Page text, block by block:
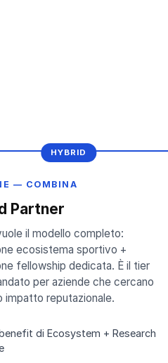
HYBRID
— COMBINA
Partner
il modello completo:
ecosistema sportivo +
fellowship dedicata. È il tier
per aziende che cercano
impatto reputazionale.
di Ecosystem + Research